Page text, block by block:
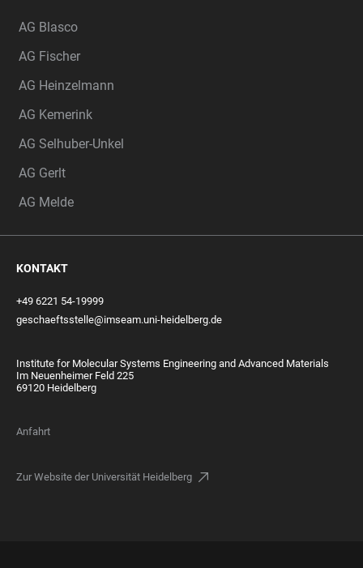
AG Blasco
AG Fischer
AG Heinzelmann
AG Kemerink
AG Selhuber-Unkel
AG Gerlt
AG Melde
KONTAKT
+49 6221 54-19999
geschaeftsstelle@imseam.uni-heidelberg.de
Institute for Molecular Systems Engineering and Advanced Materials
Im Neuenheimer Feld 225
69120 Heidelberg
Anfahrt
Zur Website der Universität Heidelberg